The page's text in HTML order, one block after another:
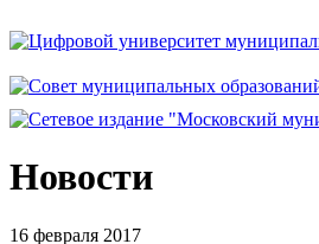
Новости
16 февраля 2017